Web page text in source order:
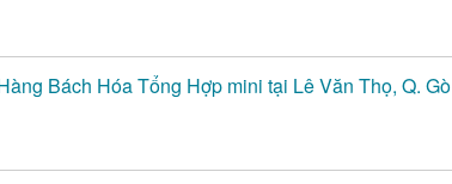
Bách Hóa Tổng Hợp mini tại Lê Văn Thọ, Q. Gò